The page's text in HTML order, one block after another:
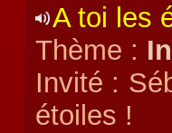
A toi les
Thème :
Invité :
étoiles !